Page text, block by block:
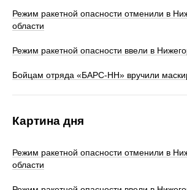
Режим ракетной опасности отменили в
области
Режим ракетной опасности ввели в
Бойцам отряда «БАРС-НН» вручили
Картина дня
Режим ракетной опасности отменили в
области